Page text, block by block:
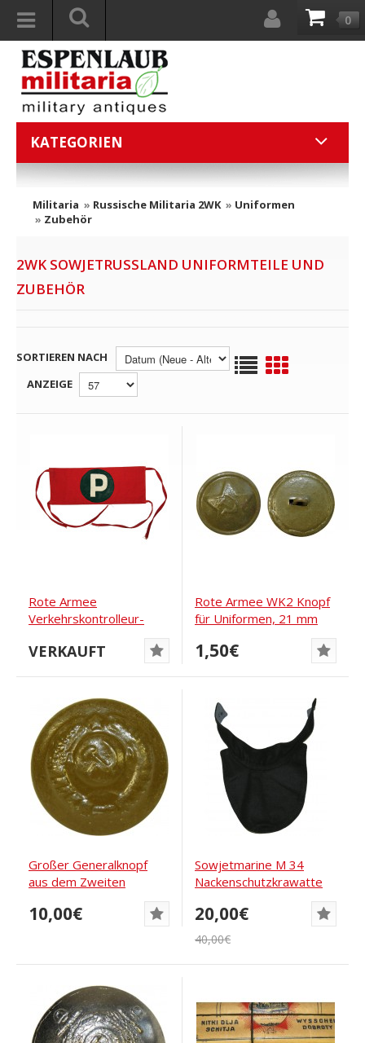
0
KATEGORIEN
Militaria » Russische Militaria 2WK» Uniformen
» Zubehör
2WK SOWJETRUSSLAND UNIFORMTEILE UND
ZUBEHÖR
SORTIEREN NACH
ANZEIGE
Rote Armee
Verkehrskontrolleur-
VERKAUFT
Rote Armee WK2 Knopf
für Uniformen, 21 mm
1,50€
Großer Generalknopf
aus dem Zweiten
10,00€
Sowjetmarine M 34
Nackenschutzkrawatte
20,00€
40,00€